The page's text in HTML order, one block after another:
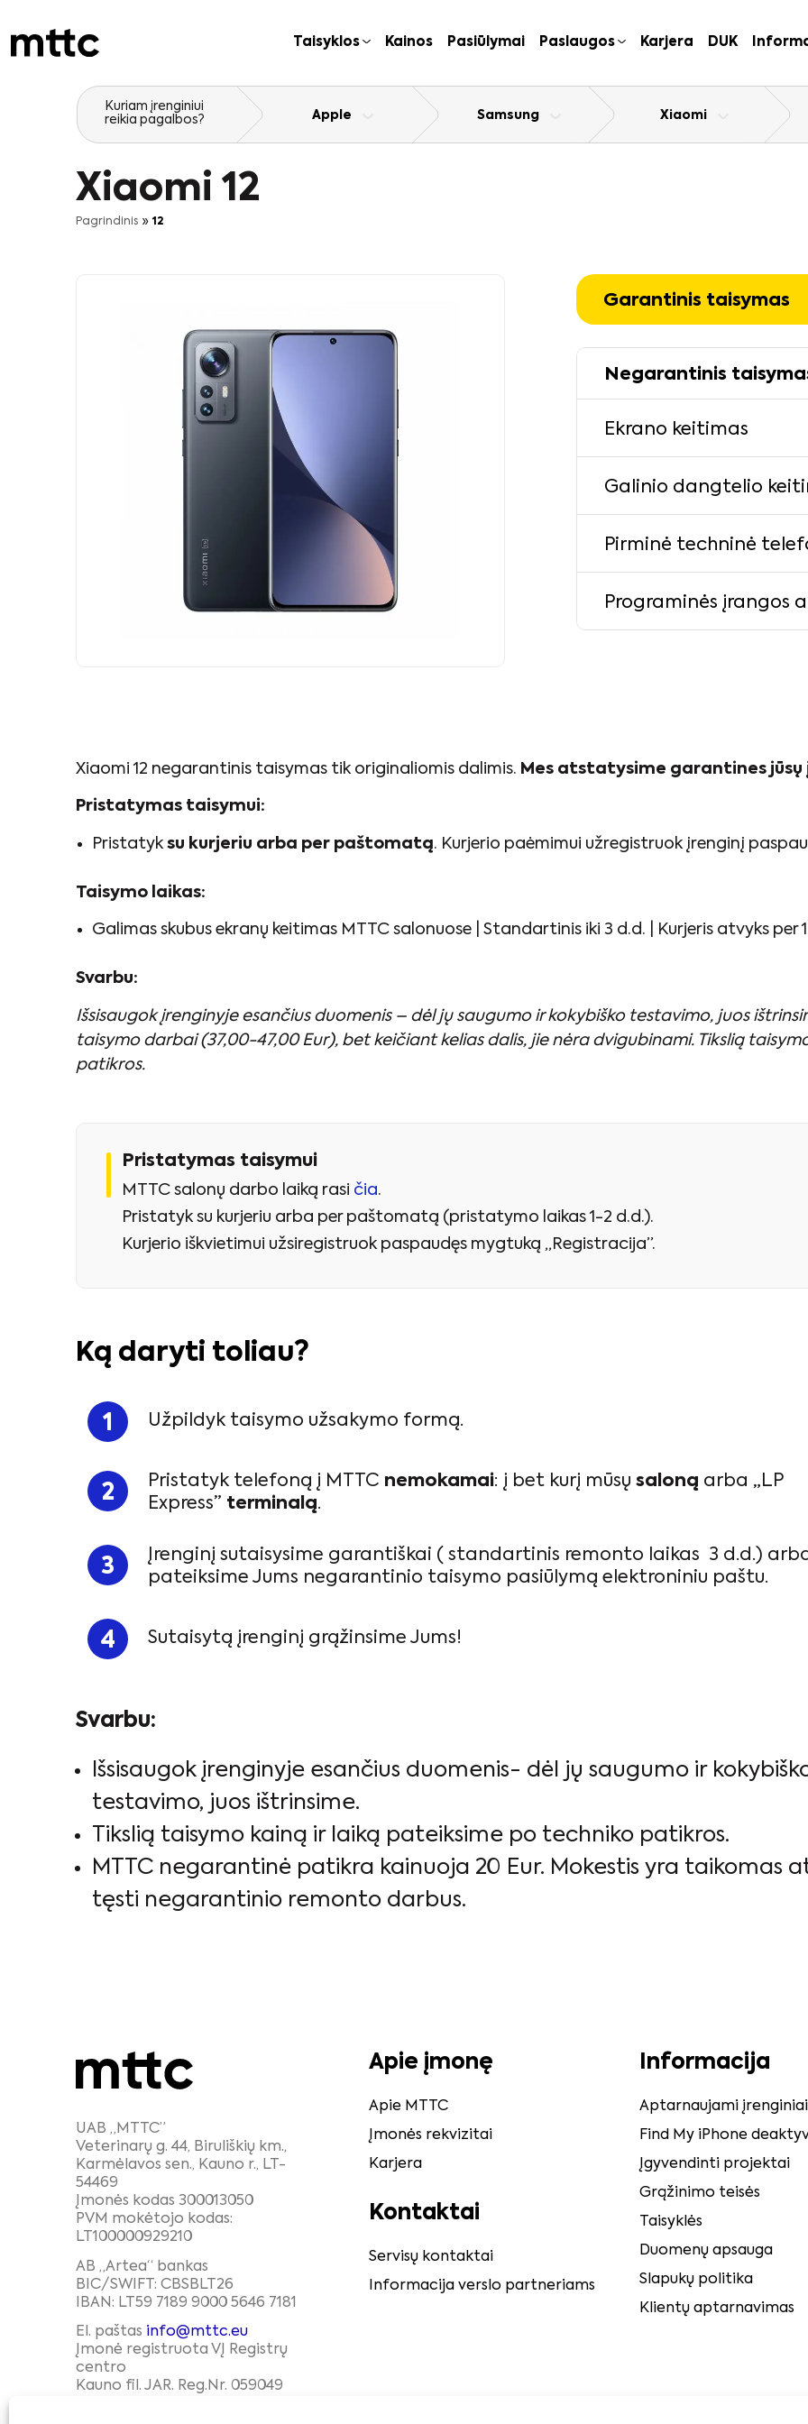
prie
pagrindinio
Taisyklos Kainos Pasiūlymai Paslaugos Karjera DUK
Kuriam įrenginiui
reikia pagalbos?
Apple Samsung Xiaomi
Xiaomi 12
Pagrindinis »12
Garantinis taisymas
Negarantinis
Ekrano keitimas
Galinio dangtelio
Pirminė techninė
Programinės įrangos
Xiaomi 12 negarantinis taisymas tik originaliomis dalimis. Mes atstatysime garantines jūsų
Pristatymas taisymui:
Pristatyksu kurjeriu arba per paštomatą. Kurjerio paėmimui užregistruok įrenginį
Taisymo laikas:
Galimas skubus ekranų keitimas MTTC salonuose | Standartinis iki 3 d.d. | Kurjeris atvyks per
Svarbu:
Išsisaugok įrenginyje esančius duomenis – dėl jų saugumo ir kokybiško testavimo, juos
taisymo darbai (37,00-47,00 Eur), bet keičiant kelias dalis, jie nėra dvigubinami. Tikslią
patikros.
Pristatymas taisymui
MTTC salonų darbo laiką rasi čia.
Pristatyk su kurjeriu arba per paštomatą (pristatymo laikas 1-2 d.d.).
Kurjerio iškvietimui užsiregistruok paspaudęs mygtuką „Registracija”.
Ką daryti toliau?
Užpildyk taisymo užsakymo formą.
Pristatyk telefoną į MTTC nemokamai: į bet kurį mūsų saloną arba „LP
Express” terminalą.
Įrenginį sutaisysime garantiškai ( standartinis remonto laikas 3 d.d.)
pateiksime Jums negarantinio taisymo pasiūlymą elektroniniu paštu.
Sutaisytą įrenginį grąžinsime Jums!
Svarbu:
Išsisaugok įrenginyje esančius duomenis- dėl jų saugumo ir
testavimo, juos ištrinsime.
Tikslią taisymo kainą ir laiką pateiksime po techniko patikros.
MTTC negarantinė patikra kainuoja 20 Eur. Mokestis yra taikomas
tęsti negarantinio remonto darbus.
UAB „MTTC”
Veterinarų g. 44, Biruliškių km.,
Karmėlavos sen., Kauno r., LT-
54469
Įmonės kodas 300013050
PVM mokėtojo kodas:
LT100000929210
AB „Artea“ bankas
BIC/SWIFT: CBSBLT26
IBAN: LT59 7189 9000 5646 7181
El. paštas info@mttc.eu
Įmonė registruota VĮ Registrų
centro
Kauno fil. JAR. Reg.Nr. 059049
Apie įmonę
Apie MTTC
Įmonės rekvizitai
Karjera
Kontaktai
Servisų kontaktai
Informacija verslo partneriams
Informacija
Aptarnaujami įrenginiai
Find My iPhone
Įgyvendinti projektai
Grąžinimo teisės
Taisyklės
Duomenų apsauga
Slapukų politika
Klientų aptarnavimas